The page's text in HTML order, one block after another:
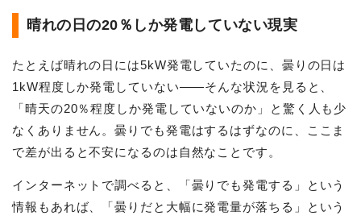
晴れの日の20％しか発電していない現実
たとえば晴れの日には5kW発電していたのに、曇りの日は
1kW程度しか発電していない——そんな状況を見ると、
「晴天の20％程度しか発電していないのか」と驚く人も少
なくありません。曇りでも発電はするはずなのに、ここま
で差が出ると不安になるのは自然なことです。
インターネットで調べると、「曇りでも発電する」という
情報もあれば、「曇りだと大幅に発電量が落ちる」という